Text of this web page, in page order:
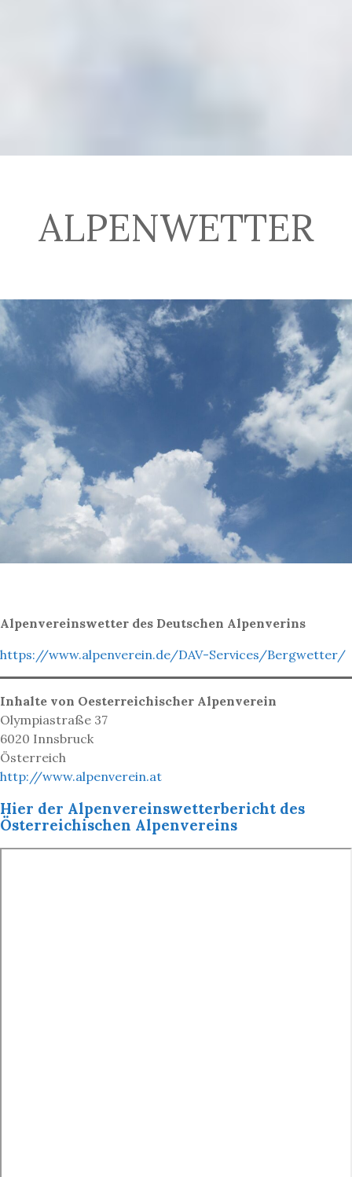
ALPENWETTER
Alpenvereinswetter des Deutschen Alpenverins
https://www.alpenverein.de/DAV-Services/Bergwetter/
Inhalte von Oesterreichischer Alpenverein
Olympiastraße 37
6020 Innsbruck
Österreich
http://www.alpenverein.at
Hier der Alpenvereinswetterbericht des
Österreichischen Alpenvereins